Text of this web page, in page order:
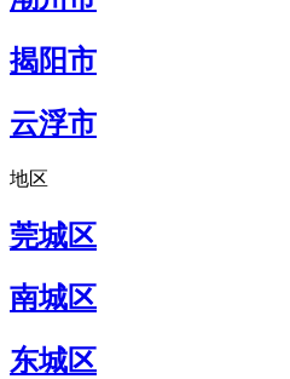
揭阳市
云浮市
地区
莞城区
南城区
东城区